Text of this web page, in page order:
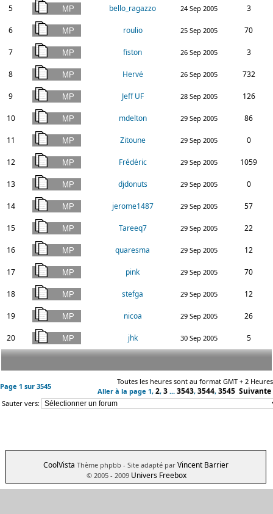
5 bello_ragazzo 24 Sep 2005 3
6 roulio 25 Sep 2005 70
7 fiston 26 Sep 2005 3
8 Hervé 26 Sep 2005 732
9 Jeff UF 28 Sep 2005 126
10 mdelton 29 Sep 2005 86
11 Zitoune 29 Sep 2005 0
12 Frédéric 29 Sep 2005 1059
13 djdonuts 29 Sep 2005 0
14 jerome1487 29 Sep 2005 57
15 Tareeq7 29 Sep 2005 22
16 quaresma 29 Sep 2005 12
17 pink 29 Sep 2005 70
18 stefga 29 Sep 2005 12
19 nicoa 29 Sep 2005 26
20 jhk 30 Sep 2005 5
Page 1 sur 3545
Toutes les heures sont au format GMT + 2 Heures
Aller à la page 1, 2, 3 ... 3543, 3544, 3545 Suivante
Sauter vers:
CoolVista Thème phpbb - Site adapté par Vincent Barrier
© 2005 - 2009 Univers Freebox